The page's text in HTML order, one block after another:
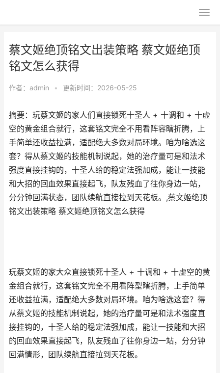
蔡文姬绝顶铭文出装策略 蔡文姬绝顶
铭文怎么获得
作者： admin • 更新时间：2026-05-25
摘要：玩蔡文姬的家人们直接锁死十圣人 + 十调和 + 十虚
空的黄金组合就行，这套铭文完全不用看阵容瞎折腾，上
手简单还收益拉满，适配绝大多数对局环境。咱为啥选这
套？得从蔡文姬的技能机制说起，她的治疗量可是和法术
强度直接挂钩的，十圣人给的稳定法强加成，能让一技能
和大招的回血效果直接起飞，队友残血了往你身边一站，
分分钟回满状态，团队续航直接拉到天花板。,蔡文姬绝顶
铭文出装策略 蔡文姬绝顶铭文怎么获得
玩蔡文姬的家大众直接锁死十圣人 + 十调和 + 十虚空的黄
金组合就行，这套铭文完全不用看阵型瞎折腾，上手简单
还收益拉满，适配绝大多数对局环境。咱为啥选这套？得
从蔡文姬的技能机制说起，她的治疗量可是和法术强度直
接挂钩的，十圣人给的稳定法强加成，能让一技能和大招
的回血效果直接起飞，队友残血了往你身边一站，分分钟
回满情形，团队续航直接拉到天花板。